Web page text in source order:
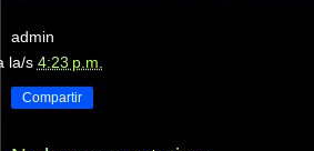
admin
la/s 4:23 p.m.
Compartir